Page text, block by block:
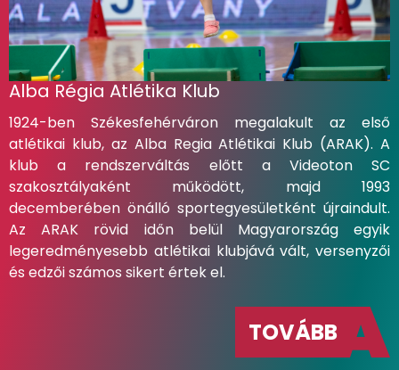
Alba Régia Atlétika Klub
1924-ben Székesfehérváron megalakult az első
atlétikai klub, az Alba Regia Atlétikai Klub (ARAK). A
klub a rendszerváltás előtt a Videoton SC
szakosztályaként működött, majd 1993
decemberében önálló sportegyesületként újraindult.
Az ARAK rövid időn belül Magyarország egyik
legeredményesebb atlétikai klubjává vált, versenyzői
és edzői számos sikert értek el.
TOVÁBB